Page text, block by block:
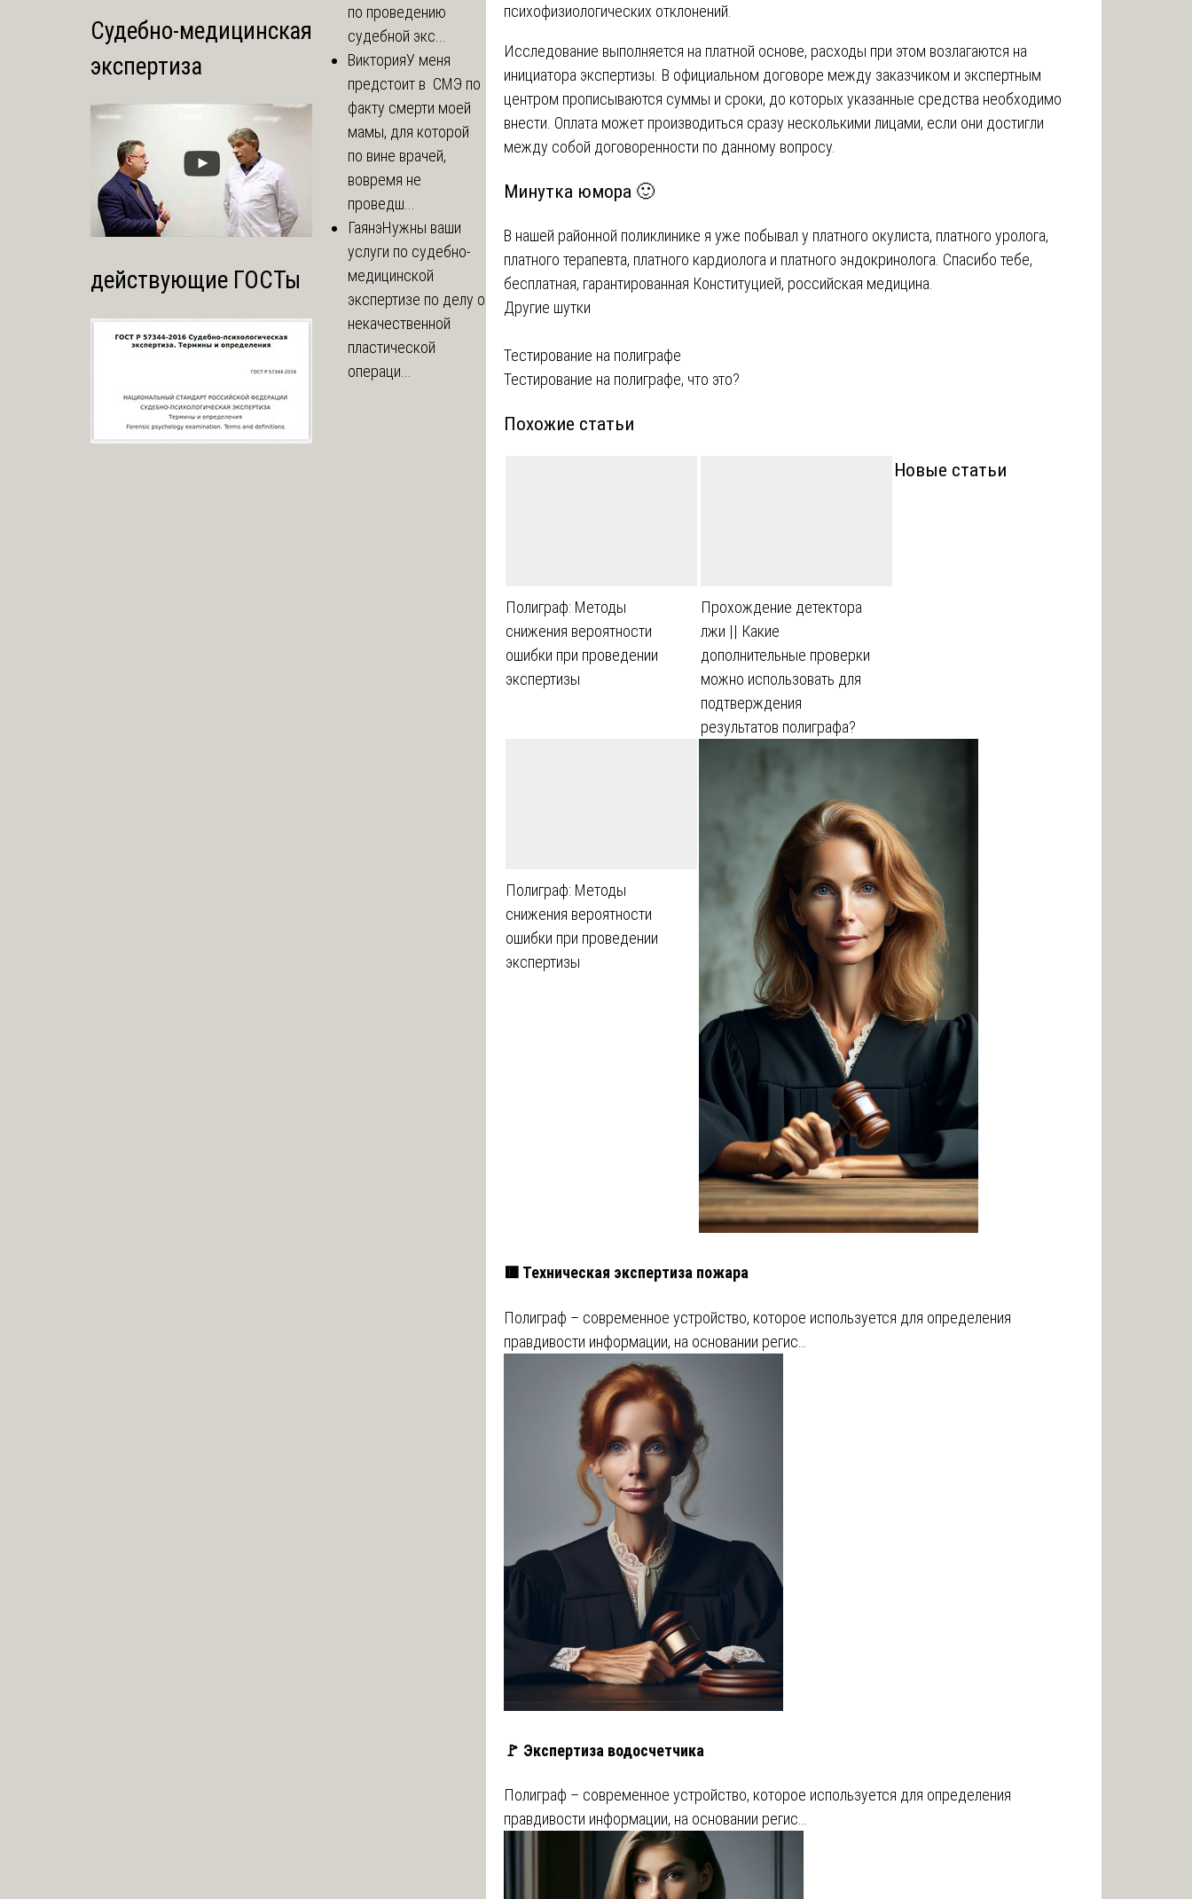
психофизиологических отклонений.
Исследование выполняется на платной основе, расходы при этом возлагаются на
инициатора экспертизы. В официальном договоре между заказчиком и экспертным
центром прописываются суммы и сроки, до которых указанные средства необходимо
внести. Оплата может производиться сразу несколькими лицами, если они достигли
между собой договоренности по данному вопросу.
Минутка юмора 🙂
В нашей районной поликлинике я уже побывал у платного окулиста, платного уролога,
платного терапевта, платного кардиолога и платного эндокринолога. Спасибо тебе,
бесплатная, гарантированная Конституцией, российская медицина.
Другие шутки
Навигация
записям
Тестирование на полиграфе
Тестирование на полиграфе, что это?
Похожие статьи
Полиграф: Методы
снижения вероятности
ошибки при проведении
экспертизы
Прохождение детектора
лжи || Какие
дополнительные проверки
можно использовать для
подтверждения
результатов полиграфа?
Полиграф: Методы
снижения вероятности
ошибки при проведении
экспертизы
Новые статьи
🟥 Техническая экспертиза пожара
Полиграф – современное устройство, которое используется для определения
правдивости информации, на основании регис…
🚩 Экспертиза водосчетчика
Полиграф – современное устройство, которое используется для определения
правдивости информации, на основании регис…
Судебно-медицинская
экспертиза
действующие ГОСТы
по проведению
судебной экс...
ВикторияУ меня
предстоит в СМЭ по
факту смерти моей
мамы, для которой
по вине врачей,
вовремя не
проведш...
ГаянэНужны ваши
услуги по судебно-
медицинской
экспертизе по делу о
некачественной
пластической
операци...